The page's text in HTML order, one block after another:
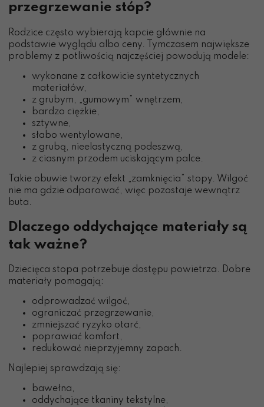
przegrzewanie stóp?
Rodzice często wybierają kapcie głównie na
podstawie wyglądu albo ceny. Tymczasem największe
problemy z potliwością najczęściej powodują modele:
wykonane z całkowicie syntetycznych
materiałów,
z grubym, „gumowym” wnętrzem,
bardzo ciężkie,
sztywne,
słabo wentylowane,
z grubą, nieelastyczną podeszwą,
z ciasnym przodem uciskającym palce.
Takie obuwie tworzy efekt „zamknięcia” stopy. Wilgoć
nie ma gdzie odparować, więc pozostaje wewnątrz
buta.
Dlaczego oddychające materiały są
tak ważne?
Dziecięca stopa potrzebuje dostępu powietrza. Dobre
materiały pomagają:
odprowadzać wilgoć,
ograniczać przegrzewanie,
zmniejszać ryzyko otarć,
poprawiać komfort,
redukować nieprzyjemny zapach.
Najlepiej sprawdzają się:
bawełna,
oddychające tkaniny tekstylne,